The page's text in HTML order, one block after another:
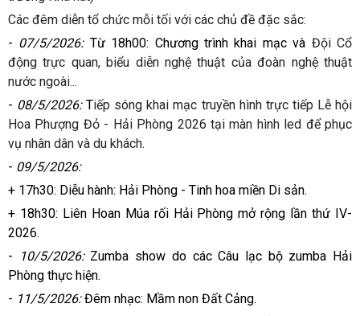
Các đêm diễn tổ chức mỗi tối với các chủ đề đặc sắc:
- 07/5/2026:Từ 18h00: Chương trình khai mạc và Đội Cổ
động trực quan, biểu diễn nghệ thuật của đoàn nghệ thuật
nước ngoài...
- 08/5/2026:Tiếp sóng khai mạc truyền hình trực tiếp Lễ hội
Hoa Phượng Đỏ - Hải Phòng 2026 tại màn hình led để phục
vụ nhân dân và du khách.
- 09/5/2026:
+ 17h30: Diễu hành: Hải Phòng - Tinh hoa miền Di sản.
+ 18h30: Liên Hoan Múa rối Hải Phòng mở rộng lần thứ IV-
2026.
-
10/5/2026:Zumba show do các Câu lạc bộ zumba Hải
Phòng thực hiện.
- 11/5/2026:Đêm nhạc: Mầm non Đất Cảng.